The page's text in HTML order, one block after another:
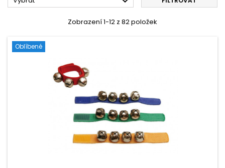
Zobrazení 1-12 z 82 položek
Oblíbené